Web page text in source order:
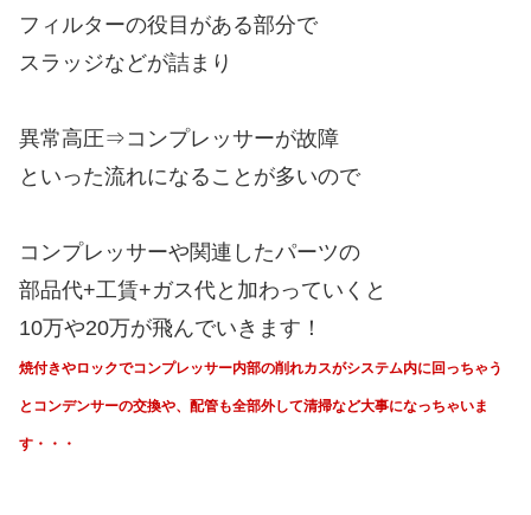
フィルターの役目がある部分で
スラッジなどが詰まり
異常高圧⇒コンプレッサーが故障
といった流れになることが多いので
コンプレッサーや関連したパーツの
部品代+工賃+ガス代と加わっていくと
10万や20万が飛んでいきます！
焼付きやロックでコンプレッサー内部の削れカスがシステム内に回っちゃう
と コンデンサーの交換や、 配管も全部外して清掃など大事になっちゃいま
す・・・